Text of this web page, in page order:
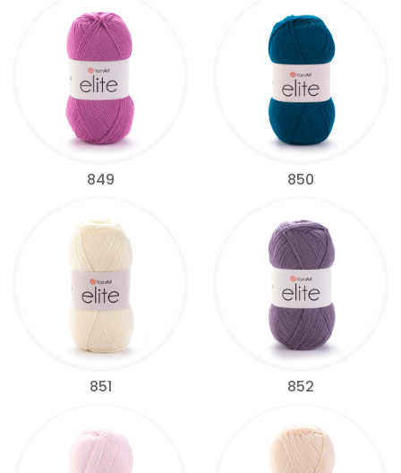
849 850
851 852